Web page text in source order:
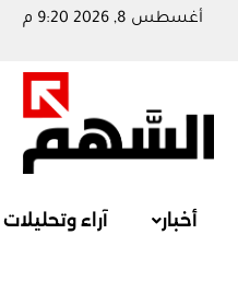
أغسطس 8, 2026 9:20 م
أخبار آراء وتحليلات